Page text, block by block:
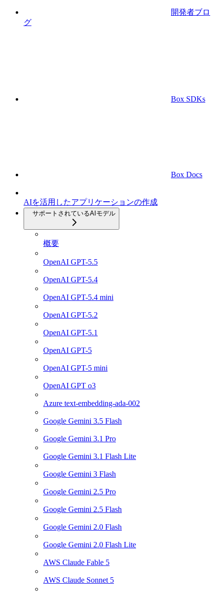
開発者ブロ
グ
Box SDKs
Box Docs
AIを活用したアプリケーションの作成
サポートされているAIモデル
概要
OpenAI GPT-5.5
OpenAI GPT-5.4
OpenAI GPT-5.4 mini
OpenAI GPT-5.2
OpenAI GPT-5.1
OpenAI GPT-5
OpenAI GPT-5 mini
OpenAI GPT o3
Azure text-embedding-ada-002
Google Gemini 3.5 Flash
Google Gemini 3.1 Pro
Google Gemini 3.1 Flash Lite
Google Gemini 3 Flash
Google Gemini 2.5 Pro
Google Gemini 2.5 Flash
Google Gemini 2.0 Flash
Google Gemini 2.0 Flash Lite
AWS Claude Fable 5
AWS Claude Sonnet 5